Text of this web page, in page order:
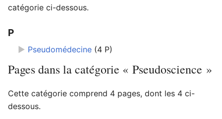
Ouvrir le menu principal
catégorie ci-dessous.
P
► Pseudomédecine (4 P)
Pages dans la catégorie « Pseudoscience »
Cette catégorie comprend 4 pages, dont les 4 ci-
dessous.